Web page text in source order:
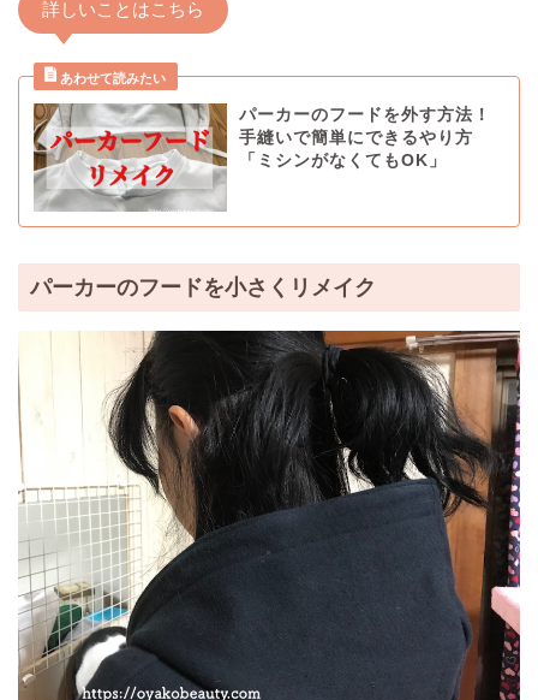
詳しいことはこちら
パーカーのフードを外す方法！
手縫いで簡単にできるやり方
「ミシンがなくてもOK」
パーカーのフードを小さくリメイク